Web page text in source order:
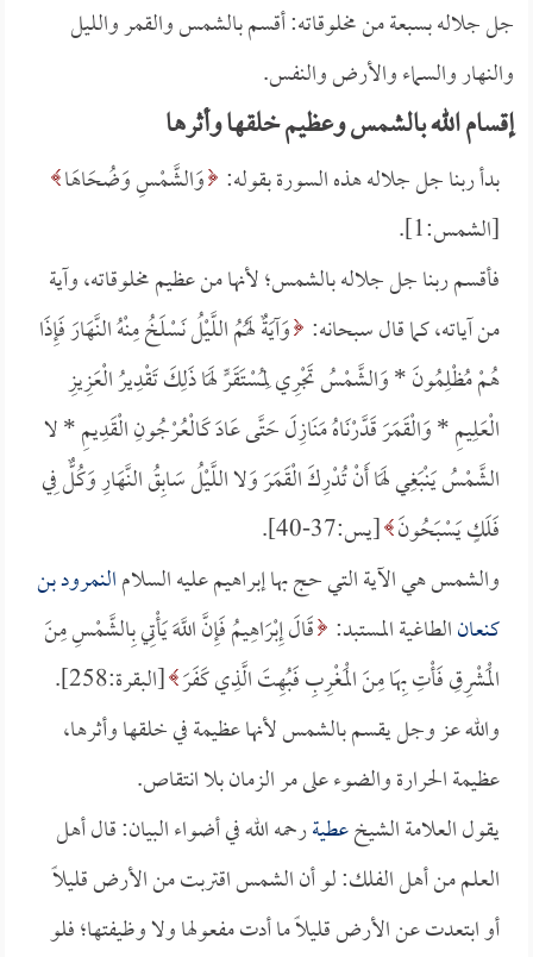
جل جلاله بسبعة من مخلوقاته: أقسم بالشمس والقمر والليل
والنهار والسماء والأرض والنفس.
إقسام الله بالشمس وعظيم خلقها وأثرها
بدأ ربنا جل جلاله هذه السورة بقوله: وَالشَّمْسِ وَضُحَاهَا
[الشمس:1].
فأقسم ربنا جل جلاله بالشمس؛ لأنها من عظيم مخلوقاته، وآية
من آياته، كما قال سبحانه: وَآيَةٌ لَهُمُ اللَّيْلُ نَسْلَخُ مِنْهُ النَّهَارَ فَإِذَا
هُمْ مُظْلِمُونَ *وَالشَّمْسُ تَجْرِي لِمُسْتَقَرٍّ لَهَا ذَلِكَ تَقْدِيرُ الْعَزِيزِ
الْعَلِيمِ *وَالْقَمَرَ قَدَّرْنَاهُ مَنَازِلَ حَتَّى عَادَ كَالْعُرْجُونِ الْقَدِيمِ *لا
الشَّمْسُ يَنْبَغِي لَهَا أَنْ تُدْرِكَ الْقَمَرَ وَلا اللَّيْلُ سَابِقُ النَّهَارِ وَكُلٌّ فِي
فَلَكٍ يَسْبَحُونَ [يس:37-40].
والشمس هي الآية التي حج بها إبراهيم عليه السلامالنمرود بن
كنعانالطاغية المستبد: قَالَ إِبْرَاهِيمُ فَإِنَّ اللَّهَ يَأْتِي بِالشَّمْسِ مِنَ
الْمَشْرِقِ فَأْتِ بِهَا مِنَ الْمَغْرِبِ فَبُهِتَ الَّذِي كَفَرَ [البقرة:258].
والله عز وجل يقسم بالشمس لأنها عظيمة في خلقها وأثرها،
عظيمة الحرارة والضوء على مر الزمان بلا انتقاص.
يقول العلامة الشيخعطيةرحمه الله في أضواء البيان: قال أهل
العلم من أهل الفلك: لو أن الشمس اقتربت من الأرض قليلاً
أو ابتعدت عن الأرض قليلاً ما أدت مفعولها ولا وظيفتها؛ فلو